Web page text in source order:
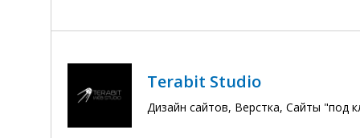
Terabit Studio
Дизайн сайтов, Верстка, Сайты "под